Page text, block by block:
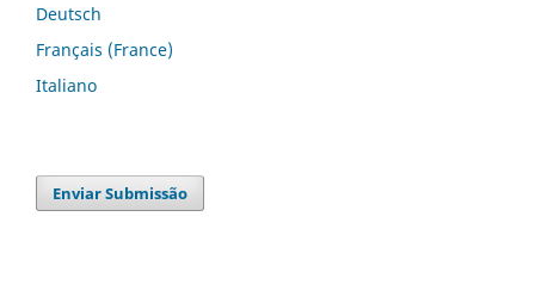
Deutsch
Français (France)
Italiano
Enviar Submissão